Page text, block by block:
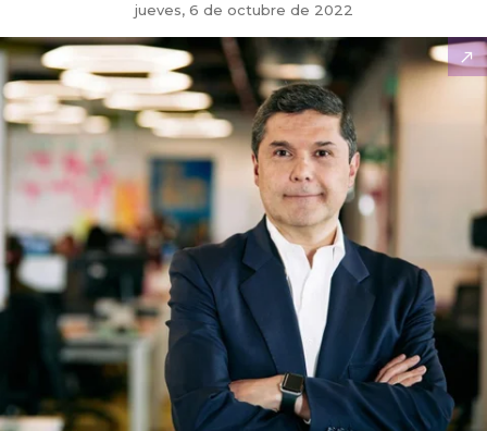
jueves, 6 de octubre de 2022